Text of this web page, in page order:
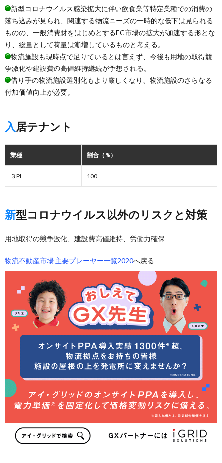
新型コロナウイルス感染拡大に伴い飲食業等特定業種での消費の
落ち込みが見られ、関連する物流ニーズの一時的な低下は見られる
ものの、一般消費財をはじめとするEC市場の拡大が加速する形とな
り、総量として荷量は漸増しているものと考える。
物流施設も現時点で足りているとは言えず、今後も用地の取得競
争激化や建設費の高値維持継続が予想される。
借り手の物流施設選別化もより厳しくなり、物流施設のさらなる
付加価値向上が必要。
入居テナント
業種 割合（％）
３PL 100
新型コロナウイルス以外のリスクと対策
用地取得の競争激化、建設費高値維持、労働力確保
物流不動産市場 主要プレーヤー一覧2020へ戻る